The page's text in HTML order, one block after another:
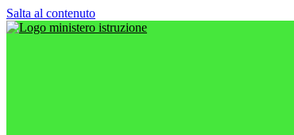
Salta al contenuto